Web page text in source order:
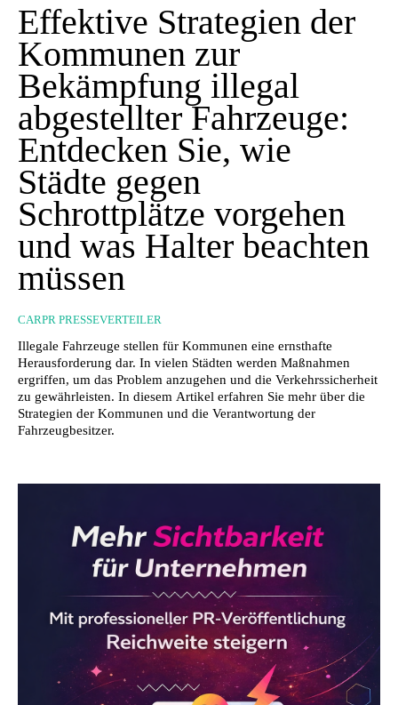
Effektive Strategien der
Kommunen zur
Bekämpfung illegal
abgestellter Fahrzeuge:
Entdecken Sie, wie
Städte gegen
Schrottplätze vorgehen
und was Halter beachten
müssen
CARPR PRESSEVERTEILER
Illegale Fahrzeuge stellen für Kommunen eine ernsthafte
Herausforderung dar. In vielen Städten werden Maßnahmen
ergriffen, um das Problem anzugehen und die Verkehrssicherheit
zu gewährleisten. In diesem Artikel erfahren Sie mehr über die
Strategien der Kommunen und die Verantwortung der
Fahrzeugbesitzer.